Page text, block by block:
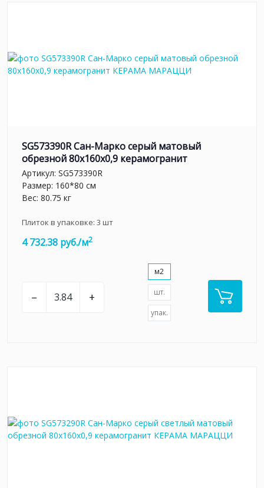
SG573390R Сан-Марко серый матовый
обрезной 80x160x0,9 керамогранит
Артикул: SG573390R
Размер: 160*80 см
Вес: 80.75 кг
Плиток в упаковке: 3 шт
4 732.38 руб./м2
– +
м2
шт.
упак.